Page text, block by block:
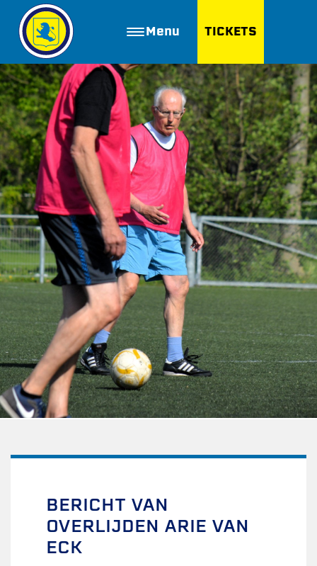
Menu TICKETS
ZOEKEN
Golfbaan Ter Specke
Webshop
Nieuws
Vacatures
Join FC Lisse
Aanmelden voor proeftraining
Lid worden van FC Lisse
Word vrijwilliger
De Club van 100
Uitschrijven
Over FC Lisse
Organisatie
Informatie voor de Pers
Onze historie
Fysiotherapie voor leden
Kledingplan
Merchandise
Contributie
BERICHT VAN
OVERLIJDEN ARIE VAN
ECK